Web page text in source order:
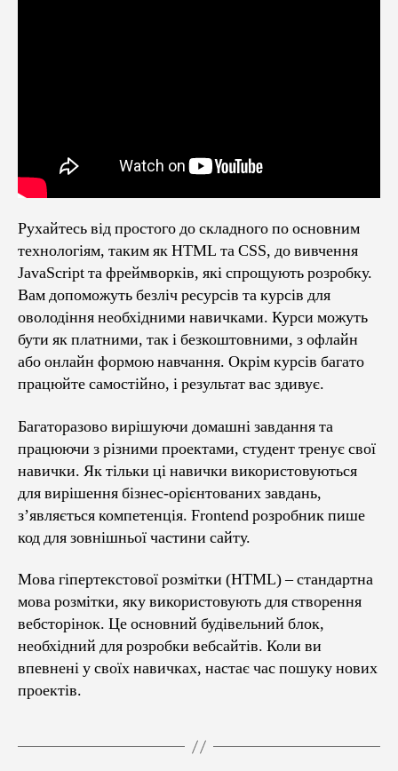
Рухайтесь від простого до складного по основним
технологіям, таким як HTML та CSS, до вивчення
JavaScript та фреймворків, які спрощують розробку.
Вам допоможуть безліч ресурсів та курсів для
оволодіння необхідними навичками. Курси можуть
бути як платними, так і безкоштовними, з офлайн
або онлайн формою навчання. Окрім курсів багато
працюйте самостійно, і результат вас здивує.
Багаторазово вирішуючи домашні завдання та
працюючи з різними проектами, студент тренує свої
навички. Як тільки ці навички використовуються
для вирішення бізнес-орієнтованих завдань,
з’являється компетенція. Frontend розробник пише
код для зовнішньої частини сайту.
Мова гіпертекстової розмітки (HTML) – стандартна
мова розмітки, яку використовують для створення
вебсторінок. Це основний будівельний блок,
необхідний для розробки вебсайтів. Коли ви
впевнені у своїх навичках, настає час пошуку нових
проектів.